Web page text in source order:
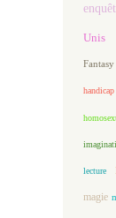
Unis
Fantasy
handicap
lecture
magie